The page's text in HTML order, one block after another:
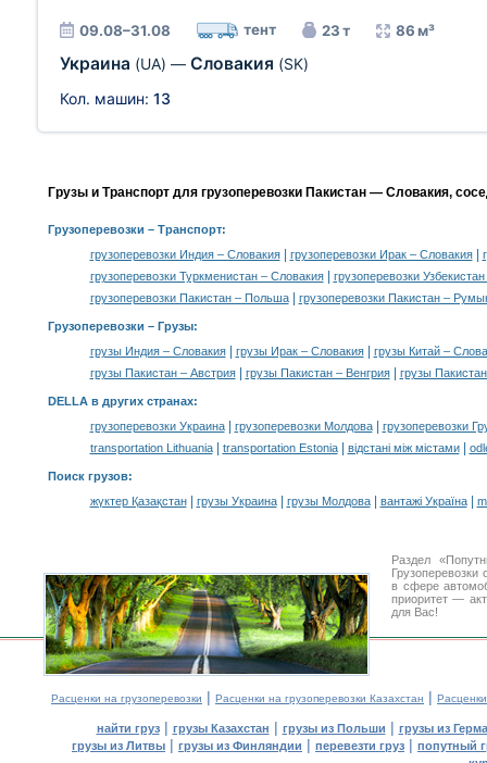
09.08–31.08 тент 23 т 86 м³
Украина (UA) — Словакия (SK)
Кол. машин: 13
Грузы и Транспорт для грузоперевозки Пакистан — Словакия,
Грузоперевозки – Транспорт:
грузоперевозки Индия – Словакия| грузоперевозки Ирак – Словакия|
грузоперевозки Туркменистан – Словакия|
грузоперевозки
грузоперевозки Пакистан – Польша| грузоперевозки Пакистан –
Грузоперевозки – Грузы:
грузы Индия – Словакия| грузы Ирак – Словакия|
грузы Китай –
грузы Пакистан – Австрия| грузы Пакистан – Венгрия| грузы
DELLA в других странах:
грузоперевозки Украина| грузоперевозки Молдова|
грузоперевозки
transportation Lithuania| transportation Estonia| відстані між містами|
Поиск грузов:
жүктер Қазақстан| грузы Украина| грузы Молдова| вантажі Україна|
Раздел
в сфере
приоритет —
для Вас!
Расценки на грузоперевозки | Расценки на грузоперевозки Казахстан |
найти груз| грузы Казахстан | грузы из Польши | грузы из
грузы из Литвы | грузы из Финляндии | перевезти груз | попутный